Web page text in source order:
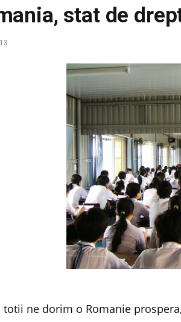
stat de
totii ne dorim o Romanie